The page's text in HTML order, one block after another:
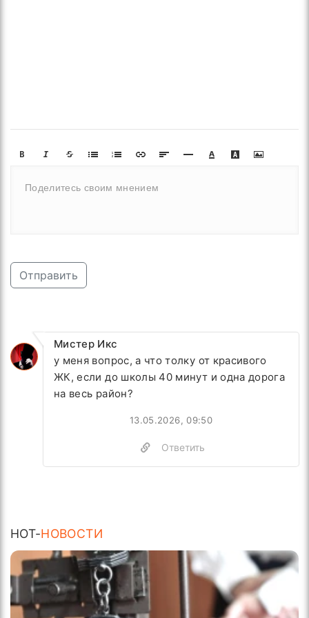
Отправить
Мистер Икс
у меня вопрос, а что толку от красивого
ЖК, если до школы 40 минут и одна дорога
на весь район?
13.05.2026, 09:50
Ответить
HOT-НОВОСТИ